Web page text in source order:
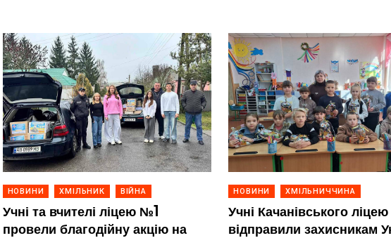
НОВИНИ ХМІЛЬНИК ВІЙНА
Учні та вчителі ліцею №1
провели благодійну акцію на
НОВИНИ ХМІЛЬНИЧЧИНА
Учні Качанівського ліцею
відправили захисникам